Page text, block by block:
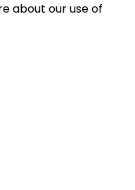
about our use of